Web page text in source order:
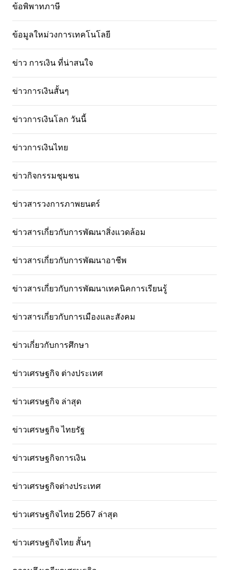
ข้อพิพาทภาษี
ข้อมูลใหม่วงการเทคโนโลยี
ข่าว การเงิน ที่น่าสนใจ
ข่าวการเงินสั้นๆ
ข่าวการเงินโลก วันนี้
ข่าวการเงินไทย
ข่าวกิจกรรมชุมชน
ข่าวสารวงการภาพยนตร์
ข่าวสารเกี่ยวกับการพัฒนาสิ่งแวดล้อม
ข่าวสารเกี่ยวกับการพัฒนาอาชีพ
ข่าวสารเกี่ยวกับการพัฒนาเทคนิคการเรียนรู้
ข่าวสารเกี่ยวกับการเมืองและสังคม
ข่าวเกี่ยวกับการศึกษา
ข่าวเศรษฐกิจ ต่างประเทศ
ข่าวเศรษฐกิจ ล่าสุด
ข่าวเศรษฐกิจ ไทยรัฐ
ข่าวเศรษฐกิจการเงิน
ข่าวเศรษฐกิจต่างประเทศ
ข่าวเศรษฐกิจไทย 2567 ล่าสุด
ข่าวเศรษฐกิจไทย สั้นๆ